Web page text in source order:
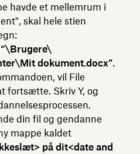
havde et mellemrum i
skal hele stien
dokument.docx”.
vil File
fortsætte. Skriv Y, og
din fil og gendanne
mappe kaldet
på dit<date and